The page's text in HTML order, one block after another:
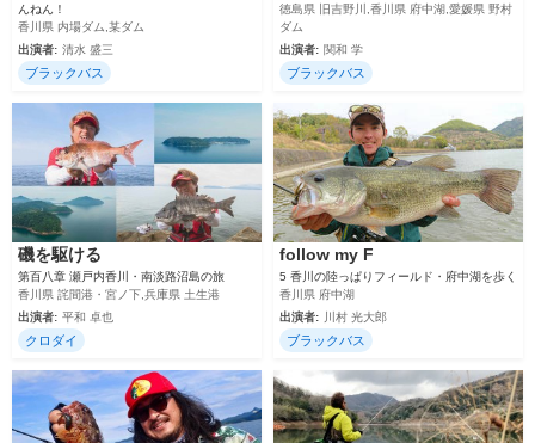
んねん！
香川県 内場ダム,某ダム
出演者: 清水 盛三
ブラックバス
徳島県 旧吉野川,香川県 府中湖,愛媛県 野村
ダム
出演者: 関和 学
ブラックバス
磯を駆ける
第百八章 瀬戸内香川・南淡路沼島の旅
香川県 詫間港・宮ノ下,兵庫県 土生港
出演者: 平和 卓也
クロダイ
follow my F
5 香川の陸っぱりフィールド・府中湖を歩く
香川県 府中湖
出演者: 川村 光大郎
ブラックバス